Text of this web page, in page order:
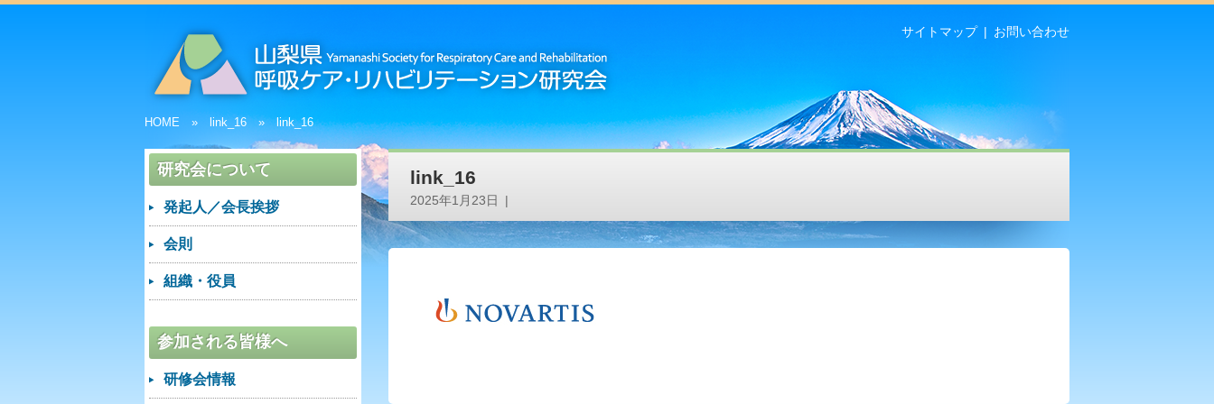
サイトマップ お問い合わせ
HOME link_16 link_16
研究会について
発起人／会長挨拶
会則
組織・役員
参加される皆様へ
研修会情報
link_16
2025年1月23日